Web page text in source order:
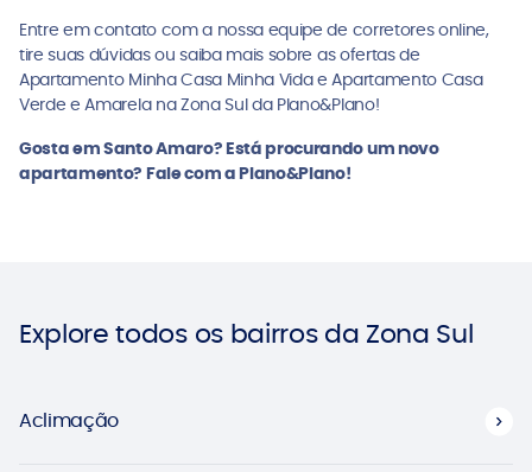
Entre em contato com a nossa equipe de corretores online,
tire suas dúvidas ou saiba mais sobre as ofertas de
Apartamento Minha Casa Minha Vida e Apartamento Casa
Verde e Amarela na Zona Sul da Plano&Plano!
Gosta em Santo Amaro? Está procurando um novo
apartamento? Fale com a Plano&Plano!
Explore todos os bairros da Zona Sul
Aclimação